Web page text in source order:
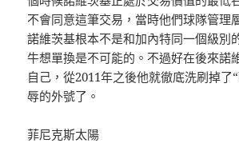
不會同意這筆交易，當時他們球隊管理
諾維茨基根本不是和加內特同一個級別
牛想單換是不可能的。不過好在後來諾
自己，從2011年之後他就徹底洗刷掉了
辱的外號了。
菲尼克斯太陽